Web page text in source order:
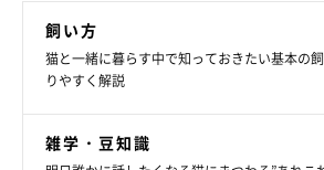
飼い方
猫と一緒に暮らす中で知っておきたい基本の
りやすく解説
雑学・豆知識